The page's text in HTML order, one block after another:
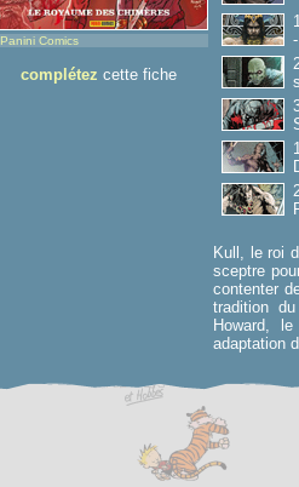
Panini Comics
complétez cette fiche
Kull, le roi
sceptre
contenter
tradition
Howard,
adaptation